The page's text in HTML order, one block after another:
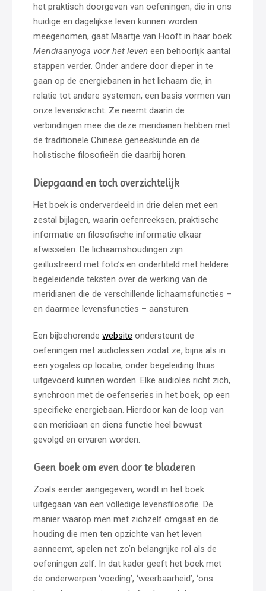
het praktisch doorgeven van oefeningen, die in ons
huidige en dagelijkse leven kunnen worden
meegenomen, gaat Maartje van Hooft in haar boek
Meridiaanyoga voor het leven een behoorlijk aantal
stappen verder. Onder andere door dieper in te
gaan op de energiebanen in het lichaam die, in
relatie tot andere systemen, een basis vormen van
onze levenskracht. Ze neemt daarin de
verbindingen mee die deze meridianen hebben met
de traditionele Chinese geneeskunde en de
holistische filosofieën die daarbij horen.
Diepgaand en toch overzichtelijk
Het boek is onderverdeeld in drie delen met een
zestal bijlagen, waarin oefenreeksen, praktische
informatie en filosofische informatie elkaar
afwisselen. De lichaamshoudingen zijn
geïllustreerd met foto’s en ondertiteld met heldere
begeleidende teksten over de werking van de
meridianen die de verschillende lichaamsfuncties –
en daarmee levensfuncties – aansturen.
Een bijbehorendewebsite ondersteunt de
oefeningen met audiolessen zodat ze, bijna als in
een yogales op locatie, onder begeleiding thuis
uitgevoerd kunnen worden. Elke audioles richt zich,
synchroon met de oefenseries in het boek, op een
specifieke energiebaan. Hierdoor kan de loop van
een meridiaan en diens functie heel bewust
gevolgd en ervaren worden.
Geen boek om even door te bladeren
Zoals eerder aangegeven, wordt in het boek
uitgegaan van een volledige levensfilosofie. De
manier waarop men met zichzelf omgaat en de
houding die men ten opzichte van het leven
aanneemt, spelen net zo’n belangrijke rol als de
oefeningen zelf. In dat kader geeft het boek met
de onderwerpen ‘voeding’, ‘weerbaarheid’, ‘ons